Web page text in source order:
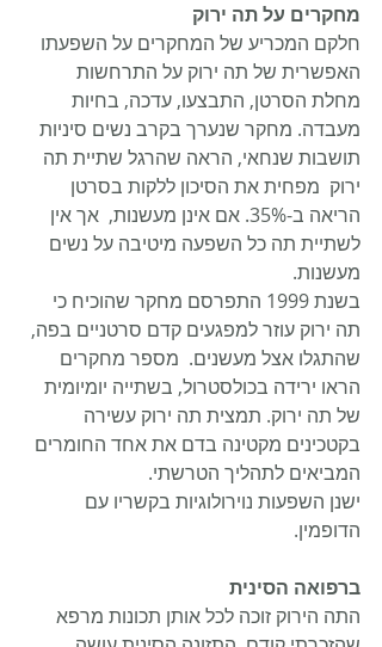
מחקרים על תה ירוק
חלקם המכריע של המחקרים על השפעתו
האפשרית של תה ירוק על התרחשות
מחלת הסרטן, התבצעו, עדכה, בחיות
מעבדה. מחקר שנערך בקרב נשים סיניות
תושבות שנחאי, הראה שהרגל שתיית תה
ירוק  מפחית את הסיכון ללקות בסרטן
הריאה ב-35%. אם אינן מעשנות,  אך אין
לשתיית תה כל השפעה מיטיבה על נשים
מעשנות.
בשנת 1999 התפרסם מחקר שהוכיח כי
תה ירוק עוזר למפגעים קדם סרטניים בפה,
שהתגלו אצל מעשנים.  מספר מחקרים
הראו ירידה בכולסטרול, בשתייה יומיומית
של תה ירוק. תמצית תה ירוק עשירה
בקטכינים מקטינה בדם את אחד החומרים
המביאים לתהליך הטרשתי.
ישנן השפעות נוירולוגיות בקשריו עם
הדופמין.
ברפואה הסינית
התה הירוק זוכה לכל אותן תכונות מרפא